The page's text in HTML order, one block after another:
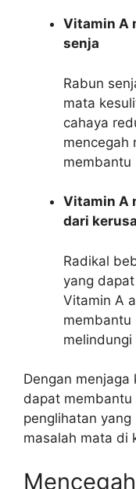
Vitamin A
senja
Rabun
mata
cahaya
mencegah
membantu
Vitamin A
dari
Radikal
yang
Vitamin A
membantu
Dengan
dapat
penglihatan
masalah mata di